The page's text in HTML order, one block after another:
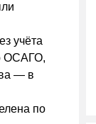
учёта
ОСАГО,
— в
по